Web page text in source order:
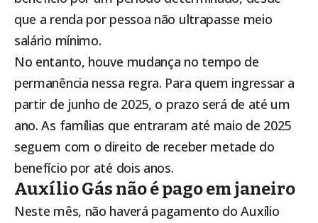
que a renda por pessoa não ultrapasse meio
salário mínimo.
No entanto, houve mudança no tempo de
permanência nessa regra. Para quem ingressar a
partir de junho de 2025, o prazo será de até um
ano. As famílias que entraram até maio de 2025
seguem com o direito de receber metade do
benefício por até dois anos.
Auxílio Gás não é pago em janeiro
Neste mês, não haverá pagamento do Auxílio